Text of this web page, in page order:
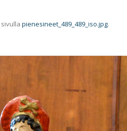
sivulla pienesineet_489_489_iso.jpg.